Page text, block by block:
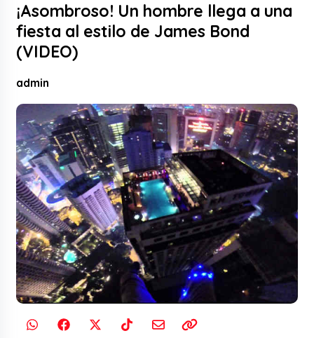
¡Asombroso! Un hombre llega a una
fiesta al estilo de James Bond
(VIDEO)
admin